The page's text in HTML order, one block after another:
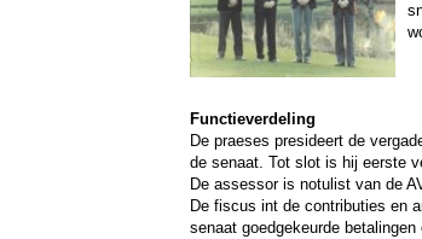
Functieverdeling
De praeses presideert de
de senaat. Tot slot is hij eerste
De assessor is notulist van de
De fiscus int de contributies en
senaat goedgekeurde